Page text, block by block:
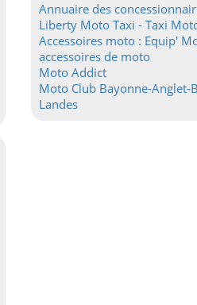
Annuaire des
Liberty Moto Taxi - Taxi
Accessoires moto : Equip'
accessoires de moto
Moto Addict
Moto Club Bayonne-Anglet-
Landes